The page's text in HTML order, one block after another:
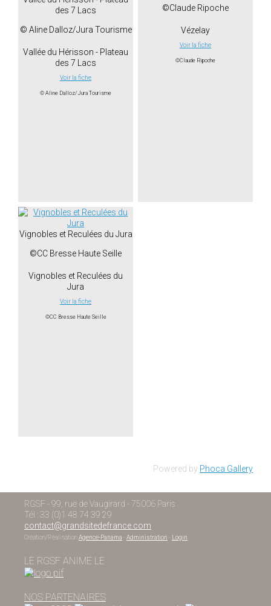
des 7 Lacs
© Aline Dalloz/Jura Tourisme
Vallée du Hérisson - Plateau
des 7 Lacs
Voir la fiche
© Aline Dalloz/Jura Tourisme
©Claude Ripoche
Vézelay
Voir la fiche
©Claude Ripoche
Vignobles et Reculées du Jura
©CC Bresse Haute Seille
Vignobles et Reculées du
Jura
Voir la fiche
©CC Bresse Haute Seille
Powered by Phoca Gallery
RGSF - 99, rue de Vaugirard - 75006 Paris
Tél : 33 (0)1 48 74 39 29
contact@grandsitedefrance.com
Création/RéalisationAgence-Panama - Administration - Login
LE RGSF ANIME LE
NOS PARTENAIRES